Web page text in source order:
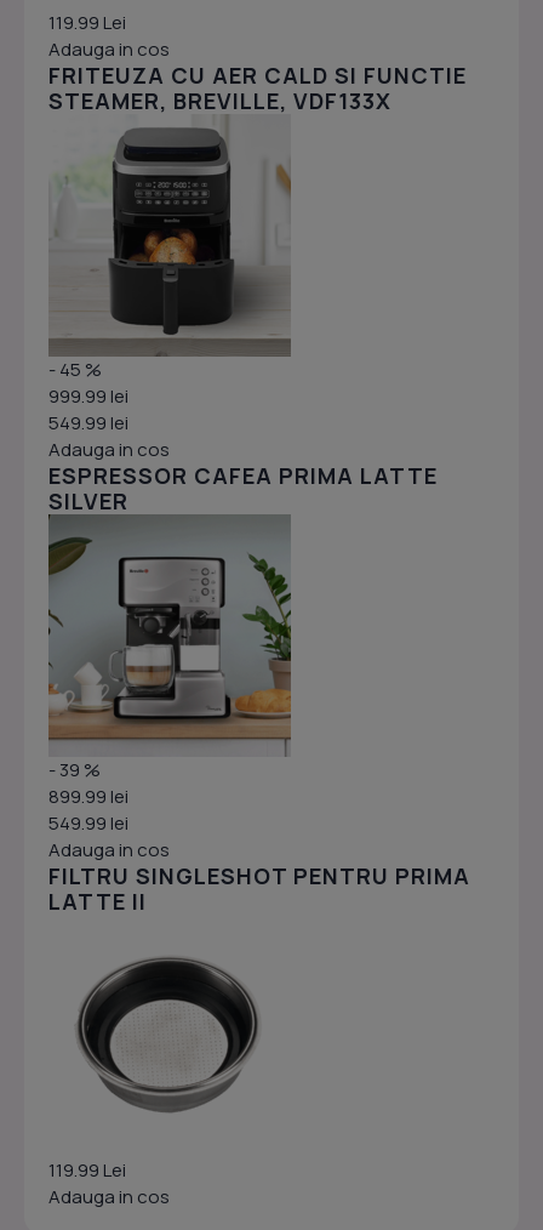
119.99 Lei
Adauga in cos
FRITEUZA CU AER CALD SI FUNCTIE
STEAMER, BREVILLE, VDF133X
- 45 %
999.99 lei
549.99 lei
Adauga in cos
ESPRESSOR CAFEA PRIMA LATTE
SILVER
- 39 %
899.99 lei
549.99 lei
Adauga in cos
FILTRU SINGLESHOT PENTRU PRIMA
LATTE II
119.99 Lei
Adauga in cos